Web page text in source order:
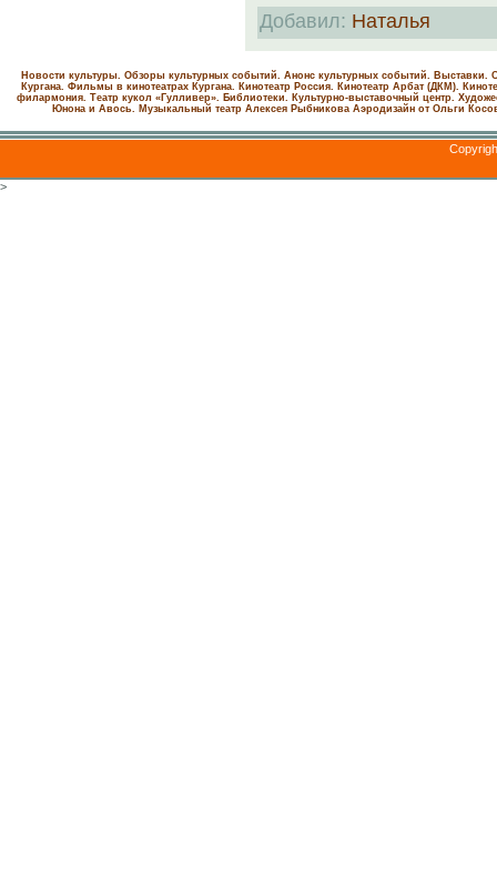
Добавил: Наталья
Новости культуры. Обзоры культурных событий. Анонс культурных событий. Выставки.
Кургана. Фильмы в кинотеатрах Кургана.
Кинотеатр Россия. Кинотеатр Арбат (ДКМ).
филармония. Театр кукол «Гулливер». Библиотеки. Культурно-выставочный центр.
Юнона и Авось. Музыкальный театр Алексея Рыбникова Аэродизайн от Ольги
>